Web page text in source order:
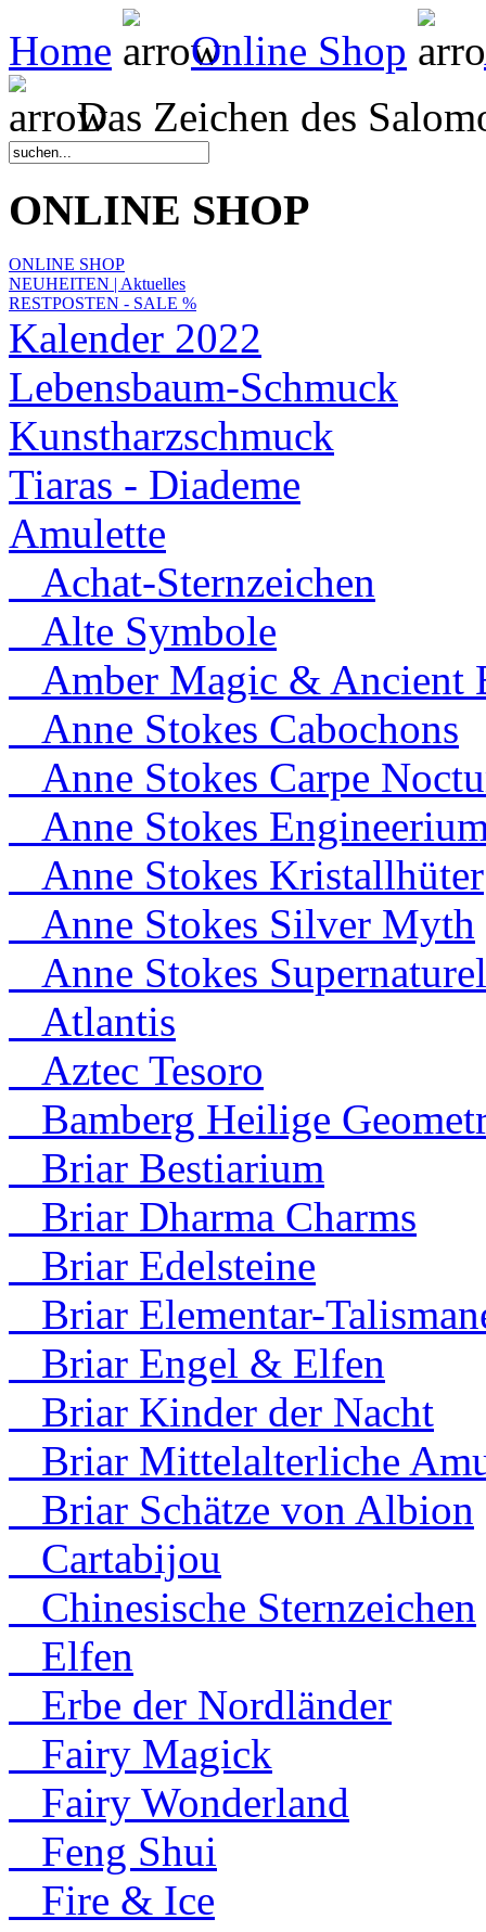
Home Online Shop
Das Zeichen des
ONLINE SHOP
ONLINE SHOP
NEUHEITEN | Aktuelles
RESTPOSTEN - SALE %
Kalender 2022
Lebensbaum-Schmuck
Kunstharzschmuck
Tiaras - Diademe
Amulette
Achat-Sternzeichen
Alte Symbole
Amber Magic & Ancient
Anne Stokes Cabochons
Anne Stokes Carpe
Anne Stokes
Anne Stokes Kristallhüter
Anne Stokes Silver Myth
Anne Stokes
Atlantis
Aztec Tesoro
Bamberg Heilige
Briar Bestiarium
Briar Dharma Charms
Briar Edelsteine
Briar Elementar-
Briar Engel & Elfen
Briar Kinder der Nacht
Briar Mittelalterliche
Briar Schätze von Albion
Cartabijou
Chinesische Sternzeichen
Elfen
Erbe der Nordländer
Fairy Magick
Fairy Wonderland
Feng Shui
Fire & Ice